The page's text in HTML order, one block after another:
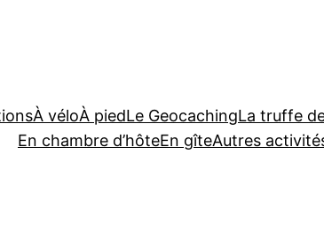
À véloÀ piedLe GeocachingLa truffe
En chambre d’hôteEn gîteAutres